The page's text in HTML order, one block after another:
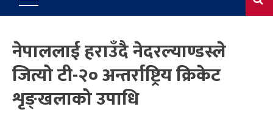
नेपाललाई हराउँदै नेदरल्याण्डस्ले
जित्यो टी-२० अन्तर्राष्ट्रिय क्रिकेट
शृङ्खलाको उपाधि